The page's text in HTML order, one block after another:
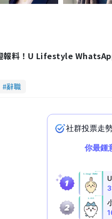
報料！U Lifestyle
辭職